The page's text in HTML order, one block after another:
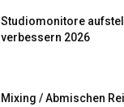
Studiomonitore
verbessern 2026
Mixing / Abmischen